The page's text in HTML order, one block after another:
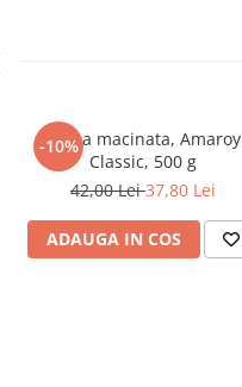
-10%
Cafea macinata, Amaroy
Classic, 500 g
42,00 Lei37,80 Lei
ADAUGA IN COS